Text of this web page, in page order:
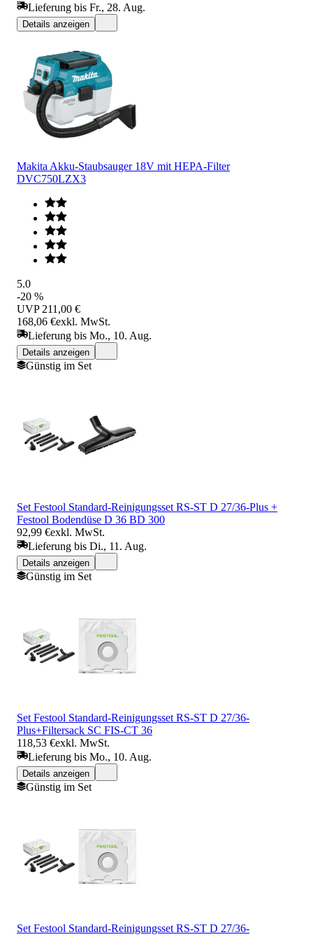
Lieferung bis Fr., 28. Aug.
Details anzeigen
Makita Akku-Staubsauger 18V mit HEPA-Filter
DVC750LZX3
5.0
-20 %
UVP 211,00 €
168,06 €exkl. MwSt.
Lieferung bis Mo., 10. Aug.
Details anzeigen
Günstig im Set
Set Festool Standard-Reinigungsset RS-ST D 27/36-Plus +
Festool Bodendüse D 36 BD 300
92,99 €exkl. MwSt.
Lieferung bis Di., 11. Aug.
Details anzeigen
Günstig im Set
Set Festool Standard-Reinigungsset RS-ST D 27/36-
Plus+Filtersack SC FIS-CT 36
118,53 €exkl. MwSt.
Lieferung bis Mo., 10. Aug.
Details anzeigen
Günstig im Set
Set Festool Standard-Reinigungsset RS-ST D 27/36-